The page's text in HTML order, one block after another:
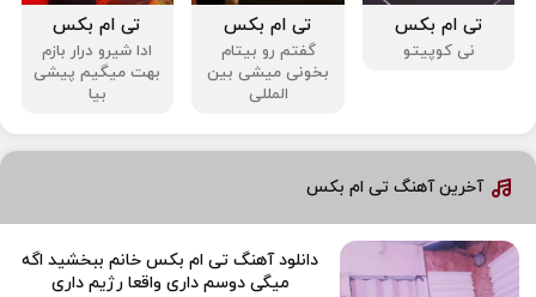
تی ام بکس
نی کوپیتو
تی ام بکس
گفتم رو بیتام
بخونی میشی بین
المللی
تی ام بکس
ادا شیرو درار بازم
بهت میگیم پیشی
بیا
آخرین آهنگ تی ام بکس
دانلود آهنگ تی ام بکس خانم ببخشید اگه
میگی دوسم داری واقعا رژیم داری